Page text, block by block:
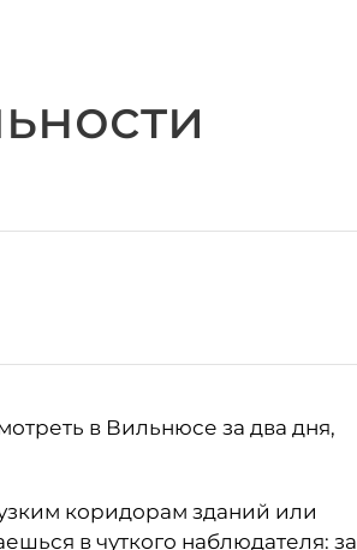
в Вильнюсе за два дня,
коридорам зданий или
в чуткого наблюдателя: за